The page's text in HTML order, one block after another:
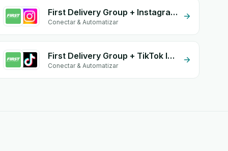
First Delivery Group + Instagram Comment
Conectar & Automatizar
First Delivery Group + TikTok Inbox
Conectar & Automatizar